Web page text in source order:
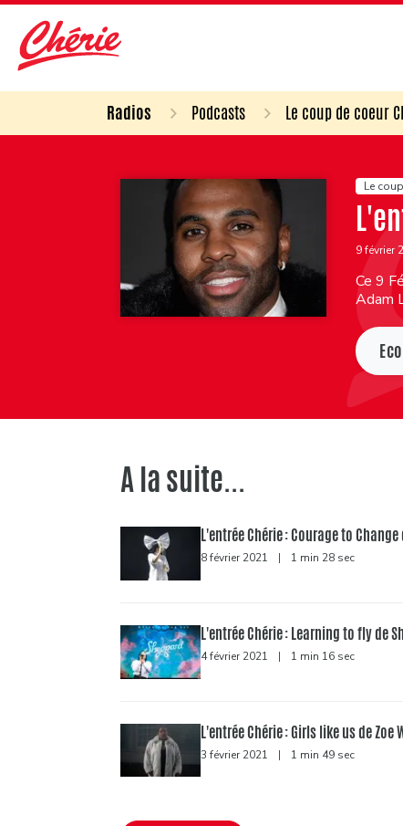
Radios Podcasts Le coup de coeur
Le
9 février
Ce 9
Adam
A la suite...
L'entrée Chérie : Courage to Change
8 février 2021 | 1 min 28 sec
L'entrée Chérie : Learning to fly de
4 février 2021 | 1 min 16 sec
L'entrée Chérie : Girls like us de Zoe
3 février 2021 | 1 min 49 sec